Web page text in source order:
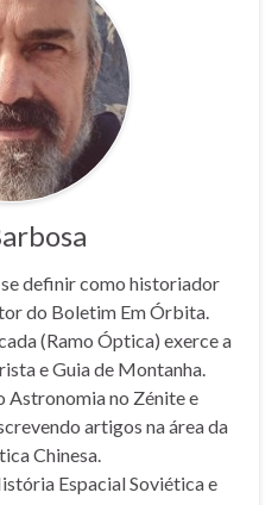
definir como historiador
do Boletim Em Órbita.
(Ramo Óptica) exerce a
e Guia de Montanha.
Astronomia no Zénite e
artigos na área da
Chinesa.
Espacial Soviética e